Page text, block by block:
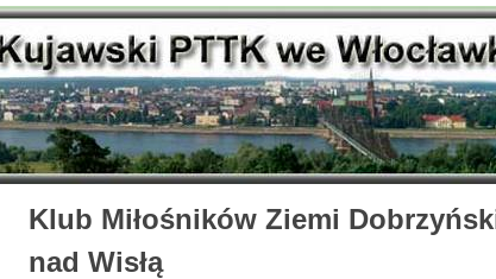
Klub Miłośników Ziemi
nad Wisłą